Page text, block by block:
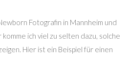
Fotografin in Mannheim und
ich viel zu selten dazu, solche
Hier ist ein Beispiel für einen